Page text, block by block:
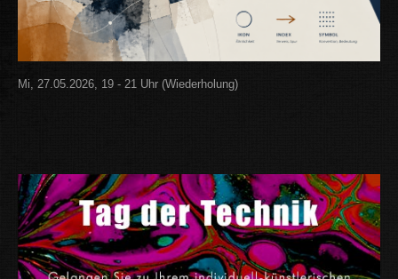
Mi, 27.05.2026, 19 - 21 Uhr (Wiederholung)